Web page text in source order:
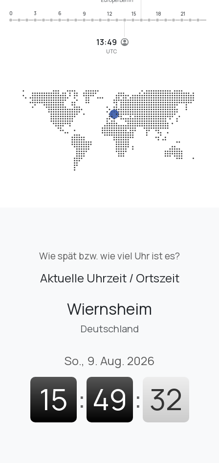
13:49
UTC
0
3 6 9 12 15 18 21
Wie spät bzw. wie viel Uhr ist es?
Aktuelle Uhrzeit / Ortszeit
Wiernsheim
Deutschland
So., 9. Aug. 2026
15 : 49 : 34